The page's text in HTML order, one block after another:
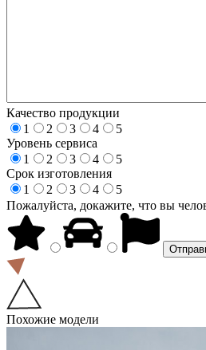
Качество продукции
1
2 3 4
5
Уровень сервиса
1
2 3 4
5
Срок изготовления
1
2 3 4
5
Пожалуйста, докажите, что вы
Похожие модели